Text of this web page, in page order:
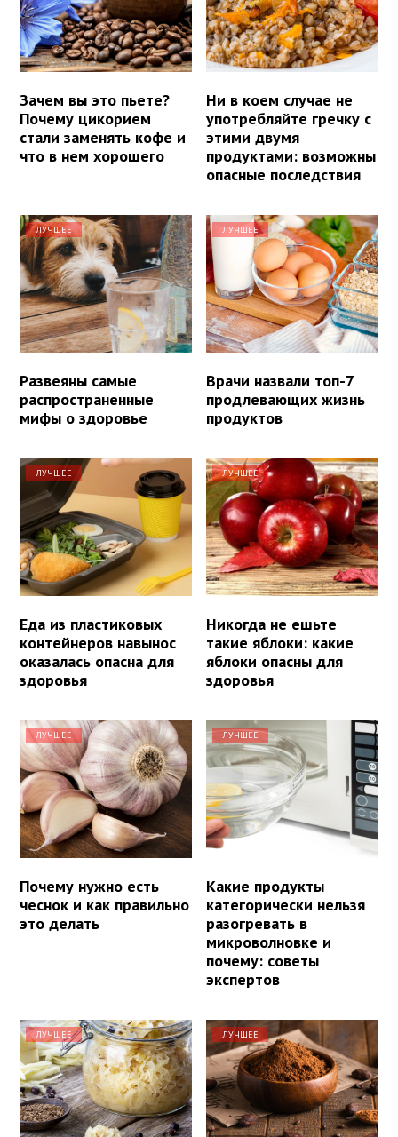
Зачем вы это пьете?
Почему цикорием
стали заменять кофе и
что в нем хорошего
Ни в коем случае не
употребляйте гречку с
этими двумя
продуктами: возможны
опасные последствия
ЛУЧШЕЕ
Развеяны самые
распространенные
мифы о здоровье
ЛУЧШЕЕ
Врачи назвали топ-7
продлевающих жизнь
продуктов
ЛУЧШЕЕ
Еда из пластиковых
контейнеров навынос
оказалась опасна для
здоровья
ЛУЧШЕЕ
Никогда не ешьте
такие яблоки: какие
яблоки опасны для
здоровья
ЛУЧШЕЕ
Почему нужно есть
чеснок и как правильно
это делать
ЛУЧШЕЕ
Какие продукты
категорически нельзя
разогревать в
микроволновке и
почему: советы
экспертов
ЛУЧШЕЕ ЛУЧШЕЕ